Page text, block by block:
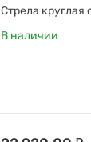
Стрела круглая
В наличии